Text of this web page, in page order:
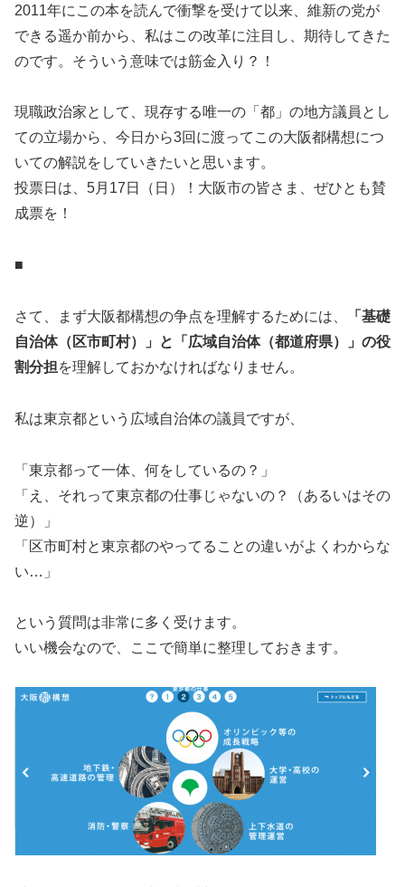
2011年にこの本を読んで衝撃を受けて以来、維新の党が
できる遥か前から、私はこの改革に注目し、期待してきた
のです。そういう意味では筋金入り？！
現職政治家として、現存する唯一の「都」の地方議員とし
ての立場から、今日から3回に渡ってこの大阪都構想につ
いての解説をしていきたいと思います。
投票日は、5月17日（日）！大阪市の皆さま、ぜひとも賛
成票を！
■
さて、まず大阪都構想の争点を理解するためには、
「基礎
自治体（区市町村）」と「広域自治体（都道府県）」の役
割分担を理解しておかなければなりません。
私は東京都という広域自治体の議員ですが、
「東京都って一体、何をしているの？」
「え、それって東京都の仕事じゃないの？（あるいはその
逆）」
「区市町村と東京都のやってることの違いがよくわからな
い…」
という質問は非常に多く受けます。
いい機会なので、ここで簡単に整理しておきます。